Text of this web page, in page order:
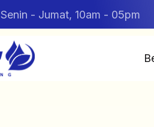
Senin - Jumat, 10am - 05pm